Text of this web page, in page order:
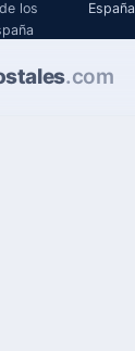
los
España
.com